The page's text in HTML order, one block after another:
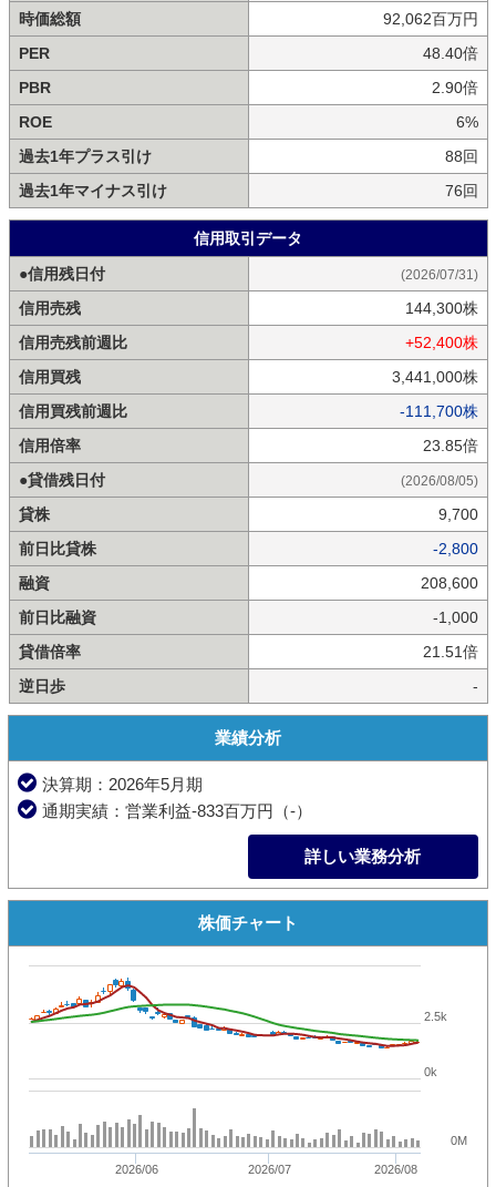
時価総額
92,062百万円
PER
48.40倍
PBR
2.90倍
ROE
6%
過去1年プラス引け
88回
過去1年マイナス引け
76回
信用取引データ
●信用残日付
(2026/07/31)
信用売残
144,300株
信用売残前週比
+52,400株
信用買残
3,441,000株
信用買残前週比
-111,700株
信用倍率
23.85倍
●貸借残日付
(2026/08/05)
貸株
9,700
前日比貸株
-2,800
融資
208,600
前日比融資
-1,000
貸借倍率
21.51倍
逆日歩
-
業績分析
決算期：2026年5月期
通期実績：営業利益-833百万円（-）
詳しい業務分析
株価チャート
2026/06 2026/07 2026/08
0k
2.5k
0M